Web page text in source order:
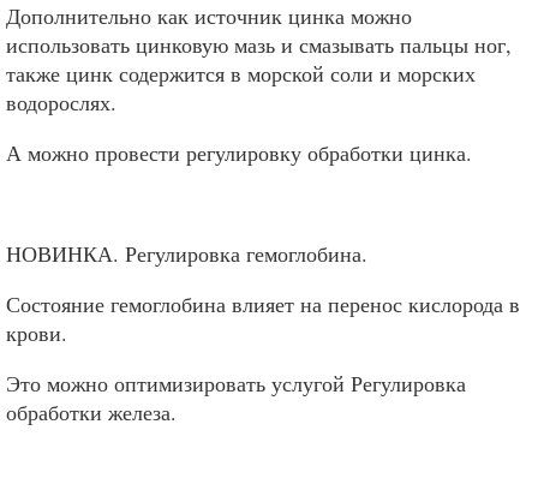
Дополнительно как источник цинка можно
использовать цинковую мазь и смазывать пальцы ног,
также цинк содержится в морской соли и морских
водорослях.
А можно провести регулировку обработки цинка.
НОВИНКА. Регулировка гемоглобина.
Состояние гемоглобина влияет на перенос кислорода в
крови.
Это можно оптимизировать услугой Регулировка
обработки железа.